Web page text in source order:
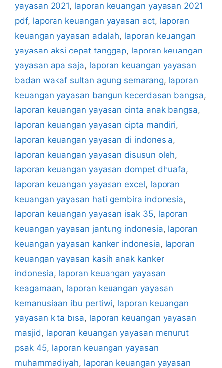
yayasan 2021, laporan keuangan yayasan 2021
pdf, laporan keuangan yayasan act, laporan
keuangan yayasan adalah, laporan keuangan
yayasan aksi cepat tanggap, laporan keuangan
yayasan apa saja, laporan keuangan yayasan
badan wakaf sultan agung semarang, laporan
keuangan yayasan bangun kecerdasan bangsa,
laporan keuangan yayasan cinta anak bangsa,
laporan keuangan yayasan cipta mandiri,
laporan keuangan yayasan di indonesia,
laporan keuangan yayasan disusun oleh,
laporan keuangan yayasan dompet dhuafa,
laporan keuangan yayasan excel, laporan
keuangan yayasan hati gembira indonesia,
laporan keuangan yayasan isak 35, laporan
keuangan yayasan jantung indonesia, laporan
keuangan yayasan kanker indonesia, laporan
keuangan yayasan kasih anak kanker
indonesia, laporan keuangan yayasan
keagamaan, laporan keuangan yayasan
kemanusiaan ibu pertiwi, laporan keuangan
yayasan kita bisa, laporan keuangan yayasan
masjid , laporan keuangan yayasan menurut
psak 45, laporan keuangan yayasan
muhammadiyah, laporan keuangan yayasan